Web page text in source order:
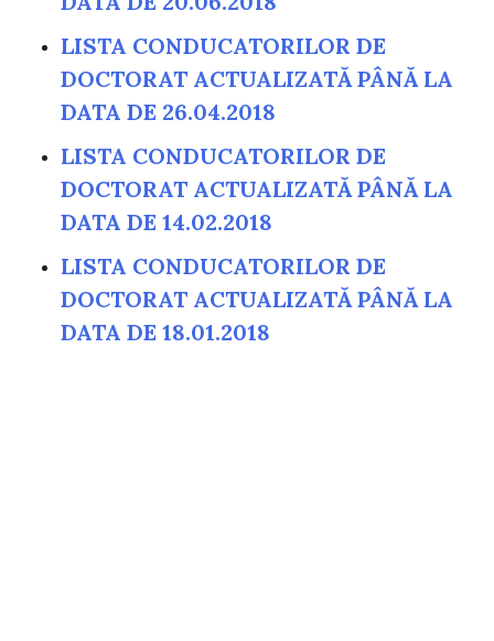
LISTA CONDUCATORILOR DE
DOCTORAT ACTUALIZATĂ PÂNĂ LA
DATA DE 26.04.2018
LISTA CONDUCATORILOR DE
DOCTORAT ACTUALIZATĂ PÂNĂ LA
DATA DE 14.02.2018
LISTA CONDUCATORILOR DE
DOCTORAT ACTUALIZATĂ PÂNĂ LA
DATA DE 18.01.2018